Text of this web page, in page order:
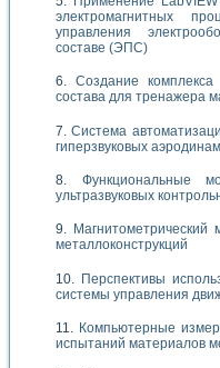
электромагнитных
управления
составе (ЭПС)
Создание
состава для тренажера
Система
гиперзвуковых
Функциональные
ультразвуковых
металлоконструкций
Перспективы
системы управления
Компьютерные
испытаний материалов